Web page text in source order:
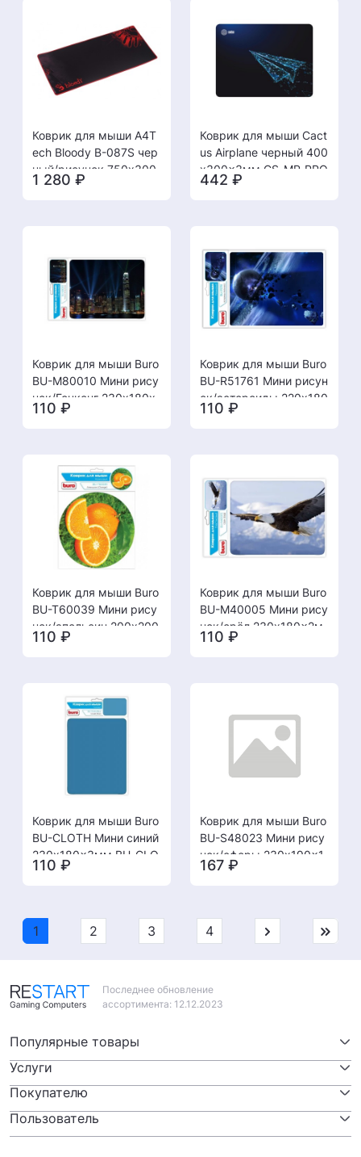
Коврик для мыши A4T
ech Bloody B-087S чер
ный/рисунок 750x300
x2мм
1 280 ₽
Коврик для мыши Cact
us Airplane черный 400
x300x3мм CS-MP-PRO
03XL
442 ₽
Коврик для мыши Buro
BU-M80010 Мини рису
нок/Гонконг 230x180x
2мм [08.08]
110 ₽
Коврик для мыши Buro
BU-R51761 Мини рисун
ок/астероиды 220x180
x2мм [08.08]
110 ₽
Коврик для мыши Buro
BU-T60039 Мини рису
нок/апельсин 200x200
x1.5мм [08.08]
110 ₽
Коврик для мыши Buro
BU-M40005 Мини рису
нок/орёл 230x180x2м
м [08.08]
110 ₽
Коврик для мыши Buro
BU-CLOTH Мини синий
230x180x3мм BU-CLO
TH/BLUE [08.08]
110 ₽
Коврик для мыши Buro
BU-S48023 Мини рису
нок/сферы 230x190x1.
5мм [08.08]
167 ₽
1 2 3 4
Последнее обновление
ассортимента: 12.12.2023
Популярные товары
Видеокарты
SSD / HDD
Материнские платы
Услуги
Ремонт компьютеров
Ремонт ноутбуков
Покупателю
Адреса сервисных центров
Пользователь